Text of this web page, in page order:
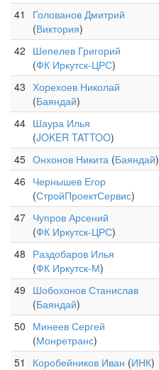
41
Голованов Дмитрий
(Виктория)
42 Шепелев Григорий
(ФК Иркутск-ЦРС)
43 Хорехоев Николай
(Баяндай)
44 Шаура Илья
(JOKER TATTOO)
45 Онхонов Никита (Баяндай)
46 Чернышев Егор
(СтройПроектСервис)
47 Чупров Арсений
(ФК Иркутск-ЦРС)
48 Раздобаров Илья
(ФК Иркутск-М)
49 Шобохонов Станислав
(Баяндай)
50 Минеев Сергей
(Монретранс)
51 Коробейников Иван (ИНК)